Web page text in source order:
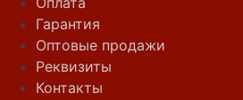
Гарантия
Оптовые продажи
Реквизиты
Контакты